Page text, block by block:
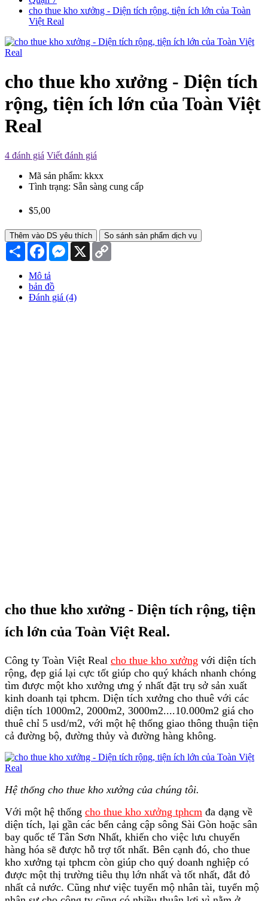
cho thue kho xưởng - Diện tích rộng, tiện ích lớn của Toàn
Việt Real
cho thue kho xưởng - Diện tích
rộng, tiện ích lớn của Toàn Việt
Real
4 đánh giá Viết đánh giá
Mã sản phẩm: kkxx
Tình trạng: Sẵn sàng cung cấp
$5,00
Thêm vào DS yêu thích So sánh sản phẩm dịch vụ
Chia
sẻ
FacebookMessenger
X
Mô tả
bản đồ
Đánh giá (4)
cho thue kho xưởng - Diện tích rộng, tiện
ích lớn của Toàn Việt Real.
Công ty Toàn Việt Real cho thue kho xưởng với diện tích
rộng, đẹp giá lại cực tốt giúp cho quý khách nhanh chóng
tìm được một kho xưởng ưng ý nhất đặt trụ sở sản xuất
kinh doanh tại tphcm. Diện tích xưởng cho thuê với các
diện tích 1000m2, 2000m2, 3000m2....10.000m2 giá cho
thuê chỉ 5 usd/m2, với một hệ thống giao thông thuận tiện
cả đường bộ, đường thủy và đường hàng không.
Hệ thống cho thue kho xưởng của chúng tôi.
Với một hệ thống cho thue kho xưởng tphcm đa dạng về
diện tích, lại gần các bến cảng cập sông Sài Gòn hoặc sân
bay quốc tế Tân Sơn Nhất, khiến cho việc lưu chuyển
hàng hóa sẽ được hỗ trợ tốt nhất. Bên cạnh đó, cho thue
kho xưởng tại tphcm còn giúp cho quý doanh nghiệp có
được một thị trường tiêu thụ lớn nhất và tốt nhất, đắt đỏ
nhất cả nước. Cũng như việc tuyển mộ nhân tài, tuyển mộ